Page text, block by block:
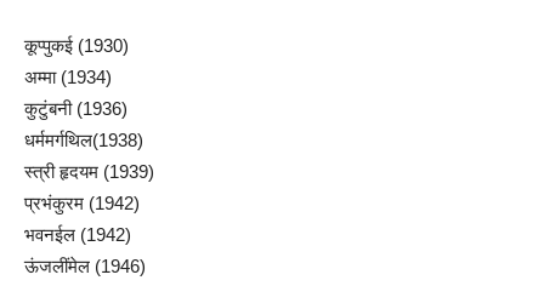
कूप्पुकई (1930)
अम्मा (1934)
कुटुंबनी (1936)
धर्ममर्गथिल(1938)
स्त्री हृदयम (1939)
प्रभंकुरम (1942)
भवनईल (1942)
ऊंजलींमेल (1946)